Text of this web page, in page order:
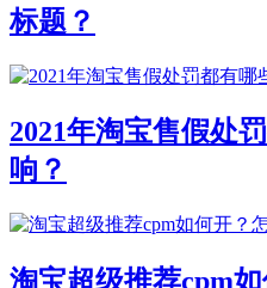
标题？
2021年淘宝售假处
响？
淘宝超级推荐cpm